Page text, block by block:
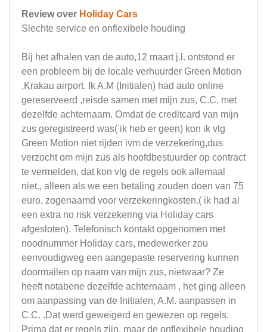
Review over Holiday Cars
Slechte service en onflexibele houding
Bij het afhalen van de auto,12 maart j.l. ontstond er
een probleem bij de locale verhuurder Green Motion
,Krakau airport. Ik A.M (Initialen) had auto online
gereserveerd ,reisde samen met mijn zus, C.C, met
dezelfde achternaam. Omdat de creditcard van mijn
zus geregistreerd was( ik heb er geen) kon ik vlg
Green Motion niet rijden ivm de verzekering,dus
verzocht om mijn zus als hoofdbestuurder op contract
te vermelden, dat kon vlg de regels ook allemaal
niet., alleen als we een betaling zouden doen van 75
euro, zogenaamd voor verzekeringkosten.( ik had al
een extra no risk verzekering via Holiday cars
afgesloten). Telefonisch kontakt opgenomen met
noodnummer Holiday cars, medewerker zou
eenvoudigweg een aangepaste reservering kunnen
doormailen op naam van mijn zus, nietwaar? Ze
heeft notabene dezelfde achternaam , het ging alleen
om aanpassing van de Initialen, A.M. aanpassen in
C.C. .Dat werd geweigerd en gewezen op regels.
Prima dat er regels zijn, maar de onflexibele houding